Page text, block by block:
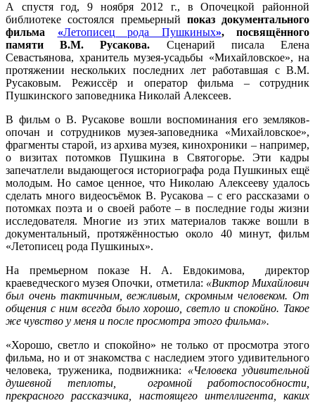
А спустя год, 9 ноября 2012 г., в Опочецкой районной
библиотеке состоялся премьерный показ документального
фильма «Летописец рода Пушкиных», посвящённого
памяти В.М. Русакова. Сценарий писала Елена
Севастьянова, хранитель музея-усадьбы «Михайловское», на
протяжении нескольких последних лет работавшая с В.М.
Русаковым. Режиссёр и оператор фильма – сотрудник
Пушкинского заповедника Николай Алексеев.
В фильм о В. Русакове вошли воспоминания его земляков-
опочан и сотрудников музея-заповедника «Михайловское»,
фрагменты старой, из архива музея, кинохроники – например,
о визитах потомков Пушкина в Святогорье. Эти кадры
запечатлели выдающегося историографа рода Пушкиных ещё
молодым. Но самое ценное, что Николаю Алексееву удалось
сделать много видеосъёмок В. Русакова – с его рассказами о
потомках поэта и о своей работе – в последние годы жизни
исследователя. Многие из этих материалов также вошли в
документальный, протяжённостью около 40 минут, фильм
«Летописец рода Пушкиных».
На премьерном показе Н. А. Евдокимова, директор
краеведческого музея Опочки, отметила: «Виктор Михайлович
был очень тактичным, вежливым, скромным человеком. От
общения с ним всегда было хорошо, светло и спокойно. Такое
же чувство у меня и после просмотра этого фильма».
«Хорошо, светло и спокойно» не только от просмотра этого
фильма, но и от знакомства с наследием этого удивительного
человека, труженика, подвижника: «Человека удивительной
душевной теплоты, огромной работоспособности,
прекрасного рассказчика, настоящего интеллигента, каких